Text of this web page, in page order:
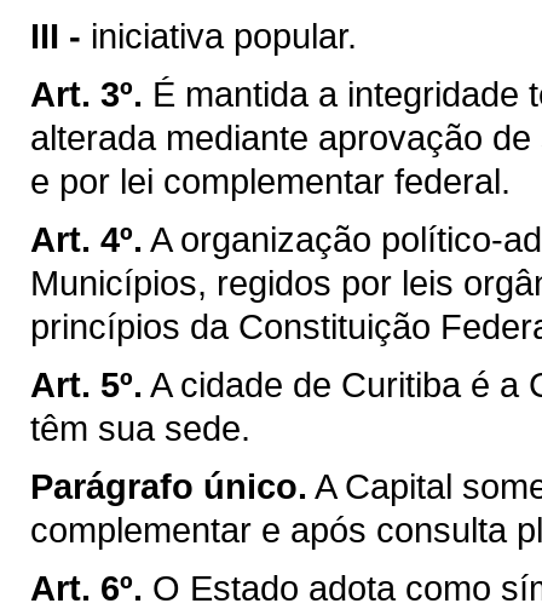
III - iniciativa popular.
Art. 3º. É mantida a integridade
alterada mediante aprovação
e por lei complementar federal.
Art. 4º. A organização político-
Municípios, regidos por leis
princípios da Constituição
Art. 5º. A cidade de Curitiba é a
têm sua sede.
Parágrafo único. A Capital
complementar e após consulta
Art. 6º. O Estado adota como